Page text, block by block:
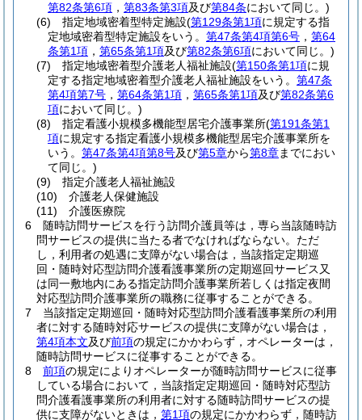
第82条第6項 ， 第83条第3項及び第84条において同じ。)
(6)
指定地域密着型特定施設(第129条第1項に規定する指
定地域密着型特定施設をいう。 第47条第4項第6号 ， 第64
条第1項 ， 第65条第1項及び第82条第6項において同じ。)
(7)
指定地域密着型介護老人福祉施設(第150条第1項に規
定する指定地域密着型介護老人福祉施設をいう。 第47条
第4項第7号 ， 第64条第1項 ， 第65条第1項及び第82条第6
項において同じ。)
(8)
指定看護小規模多機能型居宅介護事業所(第191条第1
項に規定する指定看護小規模多機能型居宅介護事業所を
いう。 第47条第4項第8号及び第5章から第8章までにおい
て同じ。)
(9)
指定介護老人福祉施設
(10)
介護老人保健施設
(11)
介護医療院
6
随時訪問サービスを行う訪問介護員等は，専ら当該随時訪
問サービスの提供に当たる者でなければならない。 ただ
し，利用者の処遇に支障がない場合は，当該指定定期巡
回・随時対応型訪問介護看護事業所の定期巡回サービス又
は同一敷地内にある指定訪問介護事業所若しくは指定夜間
対応型訪問介護事業所の職務に従事することができる。
7
当該指定定期巡回・随時対応型訪問介護看護事業所の利用
者に対する随時対応サービスの提供に支障がない場合は，
第4項本文及び前項の規定にかかわらず，オペレーターは，
随時訪問サービスに従事することができる。
8
前項の規定によりオペレーターが随時訪問サービスに従事
している場合において，当該指定定期巡回・随時対応型訪
問介護看護事業所の利用者に対する随時訪問サービスの提
供に支障がないときは， 第1項の規定にかかわらず，随時訪